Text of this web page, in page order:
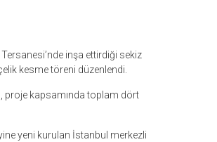
inşa ettirdiği sekiz
kesme töreni düzenlendi.
proje kapsamında toplam dört
yeni kurulan İstanbul merkezli